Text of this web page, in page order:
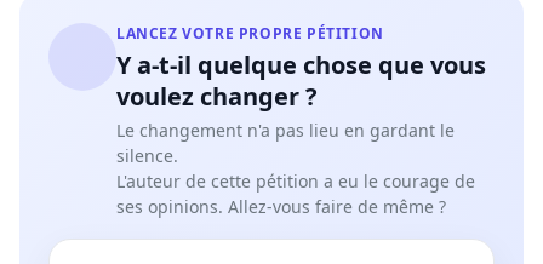
LANCEZ VOTRE PROPRE PÉTITION
Y a-t-il quelque chose que vous
voulez changer ?
Le changement n'a pas lieu en gardant le
silence.
L'auteur de cette pétition a eu le courage de
ses opinions. Allez-vous faire de même ?